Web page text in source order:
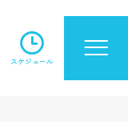
スケジュール